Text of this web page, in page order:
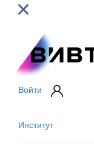
Войти
Институт